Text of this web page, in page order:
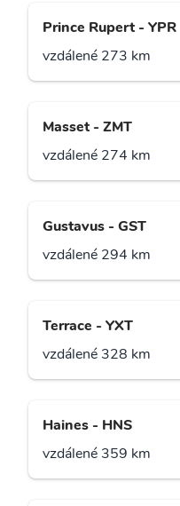
Prince Rupert - YPR
vzdálené 273 km
Masset - ZMT
vzdálené 274 km
Gustavus - GST
vzdálené 294 km
Terrace - YXT
vzdálené 328 km
Haines - HNS
vzdálené 359 km